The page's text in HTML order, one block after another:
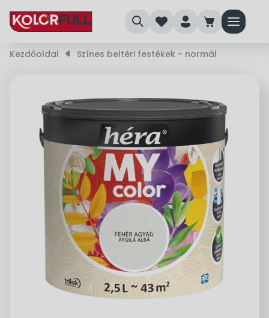
search heart person cart menu
Kezdőoldal right_small Színes beltéri festékek - normál